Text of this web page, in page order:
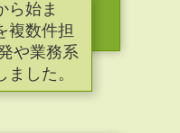
ら始ま
複数件担
や業務系
した。